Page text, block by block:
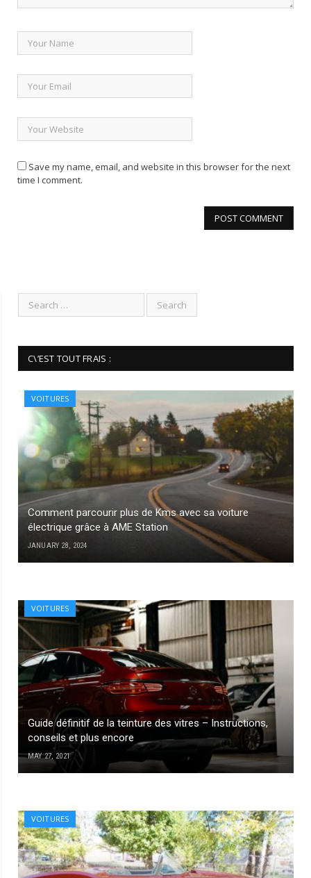
Save my name, email, and website in this browser for the next
time I comment.
C\’EST TOUT FRAIS :
VOITURES
Comment parcourir plus de Kms avec sa voiture
électrique grâce à AME Station
JANUARY 28, 2024
VOITURES
Guide définitif de la teinture des vitres – Instructions,
conseils et plus encore
MAY 27, 2021
VOITURES